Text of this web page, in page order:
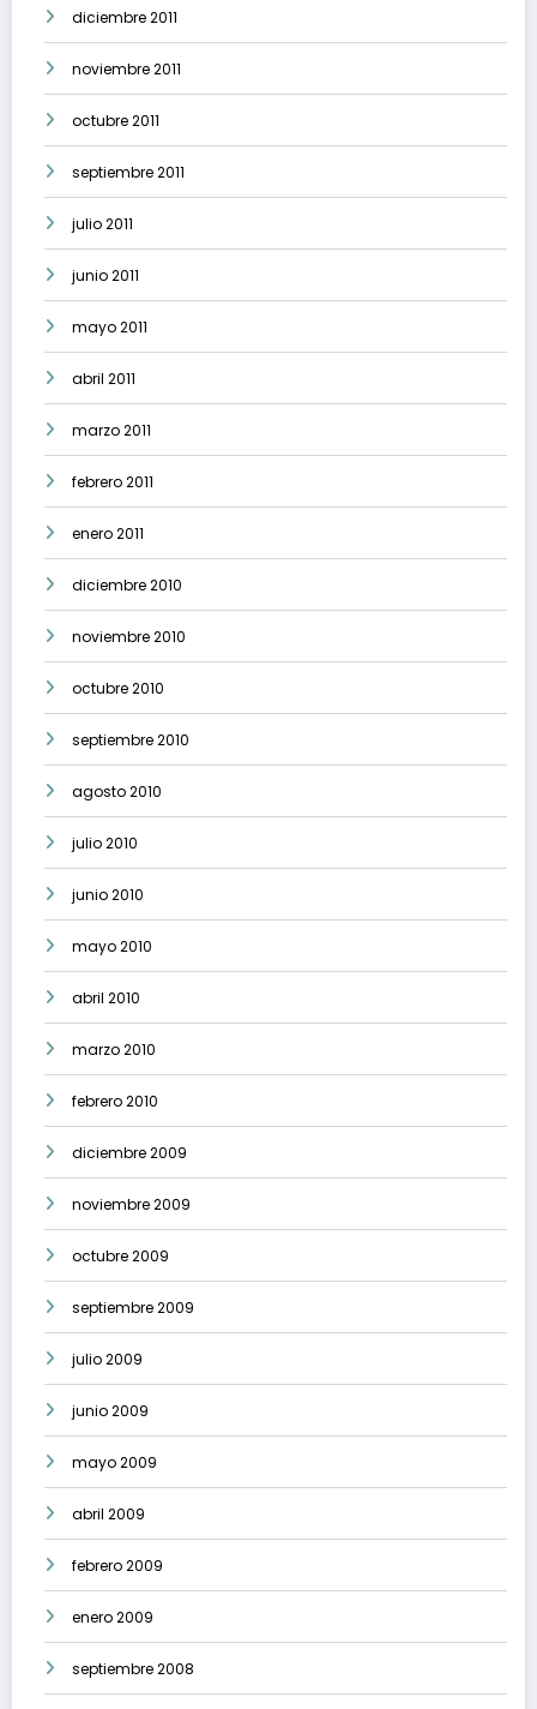
diciembre 2011
noviembre 2011
octubre 2011
septiembre 2011
julio 2011
junio 2011
mayo 2011
abril 2011
marzo 2011
febrero 2011
enero 2011
diciembre 2010
noviembre 2010
octubre 2010
septiembre 2010
agosto 2010
julio 2010
junio 2010
mayo 2010
abril 2010
marzo 2010
febrero 2010
diciembre 2009
noviembre 2009
octubre 2009
septiembre 2009
julio 2009
junio 2009
mayo 2009
abril 2009
febrero 2009
enero 2009
septiembre 2008